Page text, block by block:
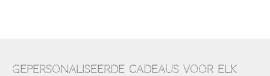
Gepersonaliseerde cadeaus voor elk